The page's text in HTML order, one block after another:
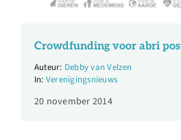
Crowdfunding voor abri
Debby van Velzen
Verenigingsnieuws
20 november 2014